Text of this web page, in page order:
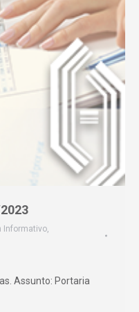
Informativo,
Assunto: Portaria